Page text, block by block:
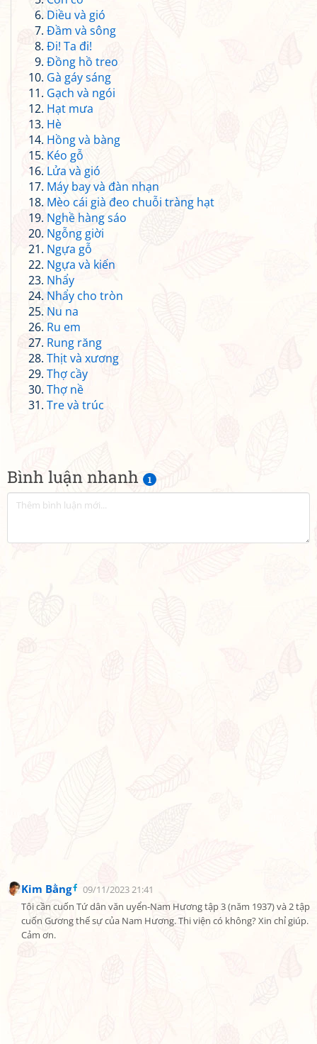
Bình luận nhanh 1
Kim Bằng
09/11/2023 21:41
Tôi cần cuốn Tứ dân văn uyển-Nam Hương tập 3 (năm 1937) và 2 tập
cuốn Gương thế sự của Nam Hương. Thi viện có không? Xin chỉ giúp.
Cảm ơn.
Diều và gió
Đầm và sông
Đi! Ta đi!
Đồng hồ treo
Gà gáy sáng
Gạch và ngói
Hạt mưa
Hè
Hồng và bàng
Kéo gỗ
Lửa và gió
Máy bay và đàn nhạn
Mèo cái già đeo chuỗi tràng hạt
Nghề hàng sáo
Ngỗng giời
Ngựa gỗ
Ngựa và kiến
Nhẩy
Nhẩy cho tròn
Nu na
Ru em
Rung răng
Thịt và xương
Thợ cầy
Thợ nề
Tre và trúc